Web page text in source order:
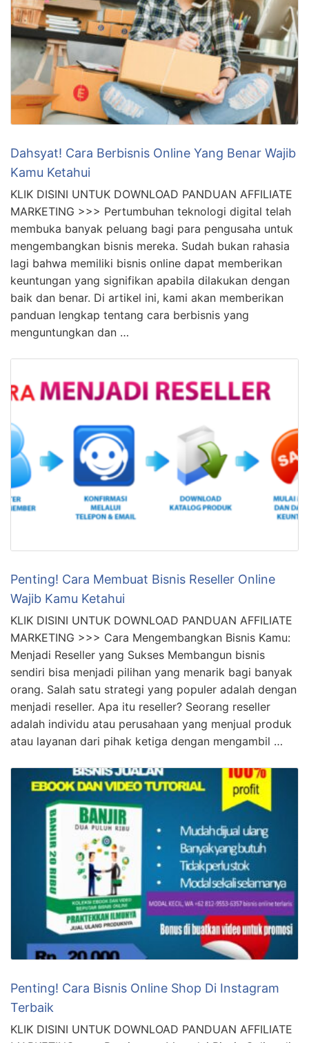
Dahsyat! Cara Berbisnis Online Yang Benar Wajib
Kamu Ketahui
KLIK DISINI UNTUK DOWNLOAD PANDUAN AFFILIATE
MARKETING >>> Pertumbuhan teknologi digital telah
membuka banyak peluang bagi para pengusaha untuk
mengembangkan bisnis mereka. Sudah bukan rahasia
lagi bahwa memiliki bisnis online dapat memberikan
keuntungan yang signifikan apabila dilakukan dengan
baik dan benar. Di artikel ini, kami akan memberikan
panduan lengkap tentang cara berbisnis yang
menguntungkan dan …
Penting! Cara Membuat Bisnis Reseller Online
Wajib Kamu Ketahui
KLIK DISINI UNTUK DOWNLOAD PANDUAN AFFILIATE
MARKETING >>> Cara Mengembangkan Bisnis Kamu:
Menjadi Reseller yang Sukses Membangun bisnis
sendiri bisa menjadi pilihan yang menarik bagi banyak
orang. Salah satu strategi yang populer adalah dengan
menjadi reseller. Apa itu reseller? Seorang reseller
adalah individu atau perusahaan yang menjual produk
atau layanan dari pihak ketiga dengan mengambil …
Penting! Cara Bisnis Online Shop Di Instagram
Terbaik
KLIK DISINI UNTUK DOWNLOAD PANDUAN AFFILIATE